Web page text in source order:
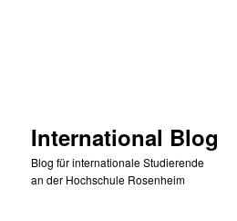
International Blog
Blog für internationale Studierende
an der Hochschule Rosenheim